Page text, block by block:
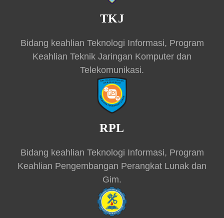
TKJ
Bidang keahlian Teknologi Informasi, Program
Keahlian Teknik Jaringan Komputer dan
Telekomunikasi.
RPL
Bidang keahlian Teknologi Informasi, Program
Keahlian Pengembangan Perangkat Lunak dan
Gim.